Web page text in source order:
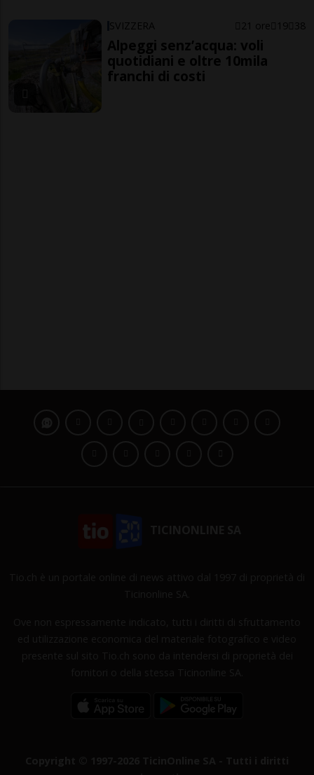
SVIZZERA 21 ore 19 38
Alpeggi senz’acqua: voli
quotidiani e oltre 10mila
franchi di costi